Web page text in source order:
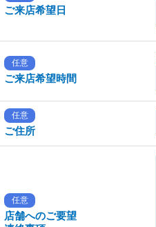
ご来店希望日
任意
ご来店希望時間
任意
ご住所
任意
店舗へのご要望